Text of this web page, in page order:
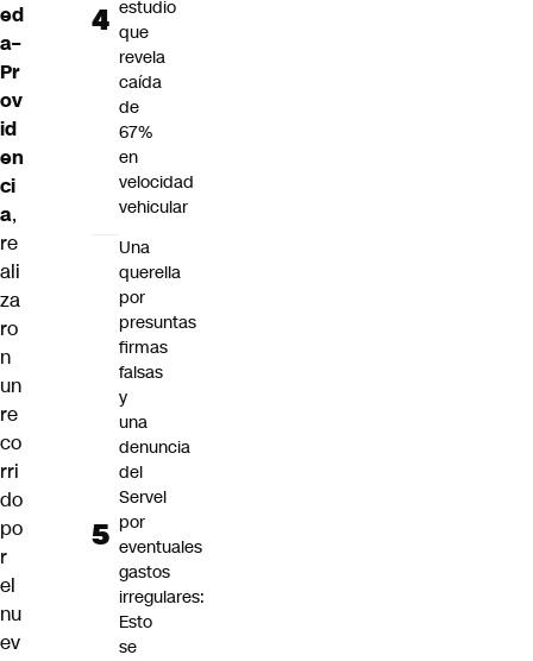
ed
a–
Pr
ov
id
en
ci
a,
re
ali
za
ro
n
un
re
co
rri
do
po
r
el
nu
ev
estudio
que
revela
caída
de
67%
en
velocidad
vehicular
Una
querella
por
presuntas
firmas
falsas
y
una
denuncia
del
Servel
por
eventuales
gastos
irregulares:
Esto
se